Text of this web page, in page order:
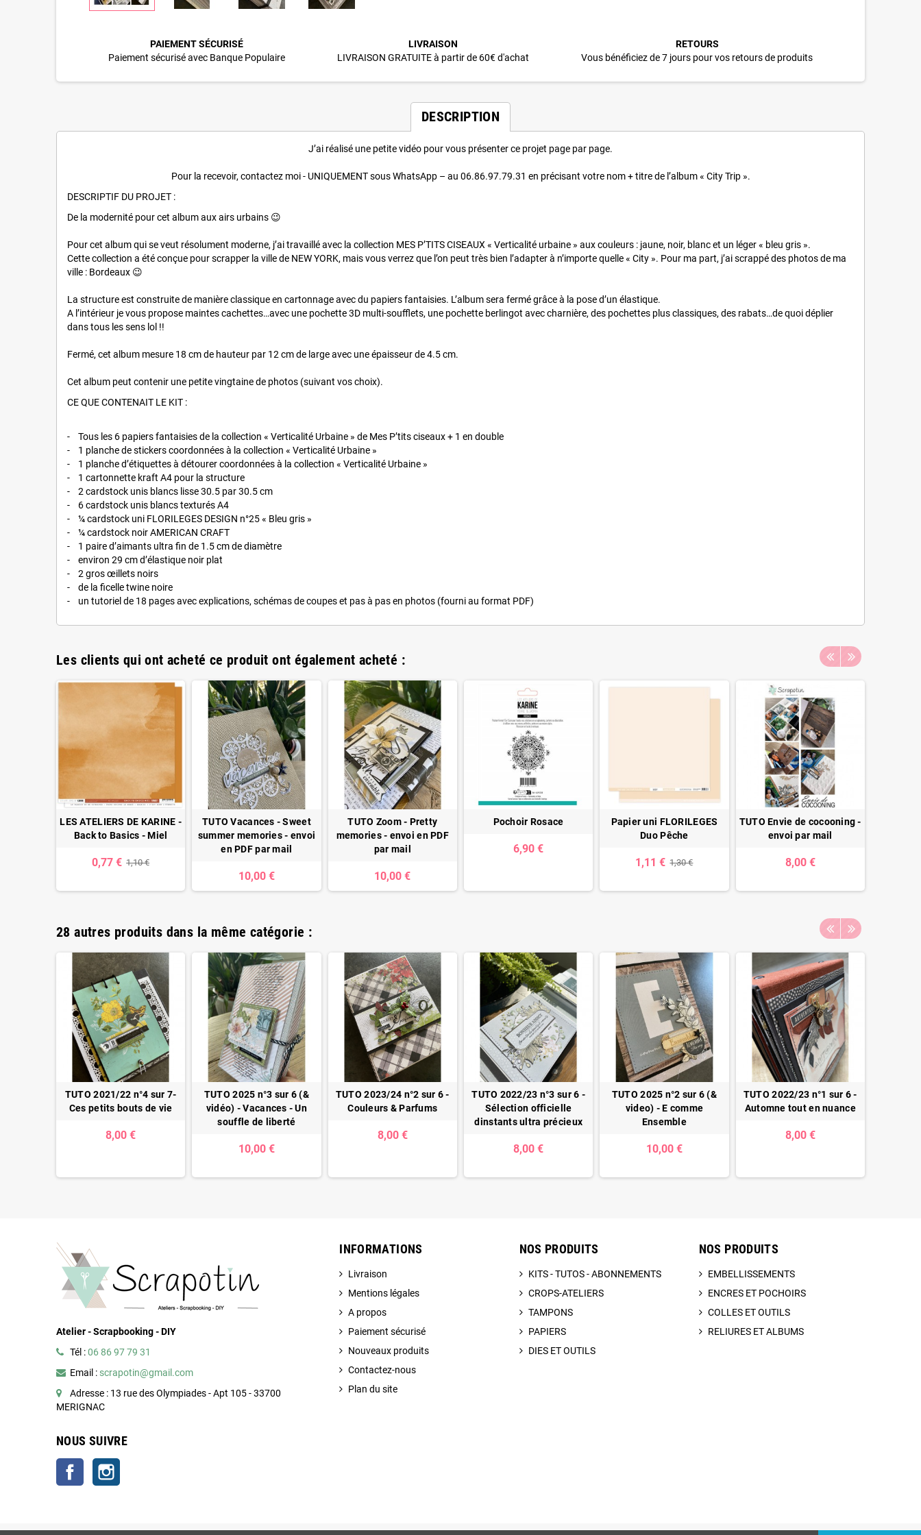
PAIEMENT SÉCURISÉ
Paiement sécurisé avec Banque Populaire
LIVRAISON
LIVRAISON GRATUITE à partir de 60€ d'achat
RETOURS
Vous bénéficiez de 7 jours pour vos retours de produits
DESCRIPTION
J’ai réalisé une petite vidéo pour vous présenter ce projet page par page.
Pour la recevoir, contactez moi - UNIQUEMENT sous WhatsApp – au 06.86.97.79.31 en précisant votre nom + titre de l’album « City Trip ».
DESCRIPTIF DU PROJET :
De la modernité pour cet album aux airs urbains 😉
Pour cet album qui se veut résolument moderne, j’ai travaillé avec la collection MES P’TITS CISEAUX « Verticalité urbaine » aux couleurs : jaune, noir, blanc et un léger « bleu gris ».
Cette collection a été conçue pour scrapper la ville de NEW YORK, mais vous verrez que l’on peut très bien l’adapter à n’importe quelle « City ». Pour ma part, j’ai scrappé des photos de ma
ville : Bordeaux 😉
La structure est construite de manière classique en cartonnage avec du papiers fantaisies. L’album sera fermé grâce à la pose d’un élastique.
A l’intérieur je vous propose maintes cachettes…avec une pochette 3D multi-soufflets, une pochette berlingot avec charnière, des pochettes plus classiques, des rabats…de quoi déplier
dans tous les sens lol !!
Fermé, cet album mesure 18 cm de hauteur par 12 cm de large avec une épaisseur de 4.5 cm.
Cet album peut contenir une petite vingtaine de photos (suivant vos choix).
CE QUE CONTENAIT LE KIT :
- Tous les 6 papiers fantaisies de la collection « Verticalité Urbaine » de Mes P’tits ciseaux + 1 en double
- 1 planche de stickers coordonnées à la collection « Verticalité Urbaine »
- 1 planche d’étiquettes à détourer coordonnées à la collection « Verticalité Urbaine »
- 1 cartonnette kraft A4 pour la structure
- 2 cardstock unis blancs lisse 30.5 par 30.5 cm
- 6 cardstock unis blancs texturés A4
- ¼ cardstock uni FLORILEGES DESIGN n°25 « Bleu gris »
- ¼ cardstock noir AMERICAN CRAFT
- 1 paire d’aimants ultra fin de 1.5 cm de diamètre
- environ 29 cm d’élastique noir plat
- 2 gros œillets noirs
- de la ficelle twine noire
- un tutoriel de 18 pages avec explications, schémas de coupes et pas à pas en photos (fourni au format PDF)
Les clients qui ont acheté ce produit ont également acheté :
LES ATELIERS DE KARINE -
Back to Basics - Miel
0,77 € 1,10 €
TUTO Vacances - Sweet
summer memories - envoi
en PDF par mail
10,00 €
TUTO Zoom - Pretty
memories - envoi en PDF
par mail
10,00 €
Pochoir Rosace
6,90 €
Papier uni FLORILEGES
Duo Pêche
1,11 € 1,30 €
TUTO Envie de cocooning -
envoi par mail
8,00 €
28 autres produits dans la même catégorie :
TUTO 2021/22 n°4 sur 7-
Ces petits bouts de vie
8,00 €
TUTO 2025 n°3 sur 6 (&
vidéo) - Vacances - Un
souffle de liberté
10,00 €
TUTO 2023/24 n°2 sur 6 -
Couleurs & Parfums
8,00 €
TUTO 2022/23 n°3 sur 6 -
Sélection officielle
dinstants ultra précieux
8,00 €
TUTO 2025 n°2 sur 6 (&
video) - E comme
Ensemble
10,00 €
TUTO 2022/23 n°1 sur 6 -
Automne tout en nuance
8,00 €
Atelier - Scrapbooking - DIY
Tél :06 86 97 79 31
Email : scrapotin@gmail.com
Adresse : 13 rue des Olympiades - Apt 105 - 33700
MERIGNAC
NOUS SUIVRE
Facebook
INFORMATIONS
Livraison
Mentions légales
A propos
Paiement sécurisé
Nouveaux produits
Contactez-nous
Plan du site
NOS PRODUITS
KITS - TUTOS - ABONNEMENTS
CROPS-ATELIERS
TAMPONS
PAPIERS
DIES ET OUTILS
NOS PRODUITS
EMBELLISSEMENTS
ENCRES ET POCHOIRS
COLLES ET OUTILS
RELIURES ET ALBUMS